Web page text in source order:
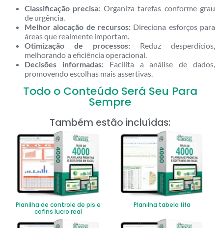
Classificação precisa: Organiza tarefas conforme grau
de urgência.
Melhor alocação de recursos: Direciona esforços para
áreas que realmente importam.
Otimização de processos: Reduz desperdícios,
melhorando a eficiência operacional.
Decisões informadas:Facilita a análise de dados,
promovendo escolhas mais assertivas.
Todo o Conteúdo Será Seu Para
Sempre
Também estão incluídas:
Planilha de controle de pis e
cofins lucro real
Planilha tabela fifa